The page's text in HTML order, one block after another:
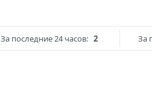
За последние 24 часов: 2 За